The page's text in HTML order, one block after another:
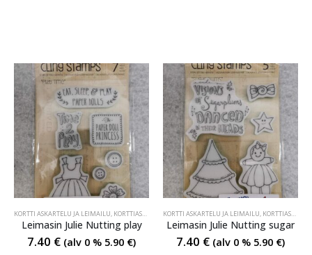
KORTTI ASKARTELU JA LEIMAILU, KORTTIASKARTELU JA LEIMAILU
Leimasin Julie Nutting play
7.40 € (alv 0 % 5.90 €)
KORTTI ASKARTELU JA LEIMAILU, KORTTIASKARTELU JA LEIMAILU
Leimasin Julie Nutting sugar
7.40 € (alv 0 % 5.90 €)